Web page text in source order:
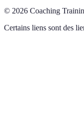
© 2026 Coaching
Certains liens sont des